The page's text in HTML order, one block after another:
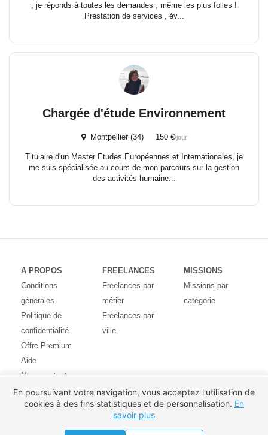
, je réponds à toutes les demandes , même les plus folles !
Prestation de services , év...
Chargée d'étude Environnement
Montpellier (34) 150 €/jour
Titulaire d'un Master Etudes Européennes et Internationales, je
me suis spécialisée au cours de mon parcours sur la gestion
des activités humaine...
A PROPOS
Conditions
générales
Politique de
confidentialité
Offre Premium
Aide
Nous contacter
Avis des
utilisateurs
FREELANCES
Freelances par
métier
Freelances par
ville
MISSIONS
Missions par
catégorie
En poursuivant votre navigation, vous acceptez l'utilisation de
cookies à des fins statistiques et de personnalisation. En
savoir plus